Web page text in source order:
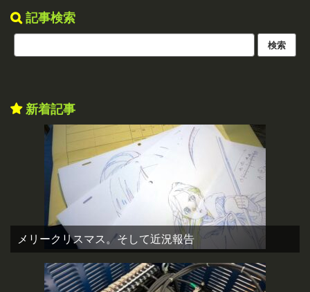
記事検索
新着記事
メリークリスマス。そして近況報告